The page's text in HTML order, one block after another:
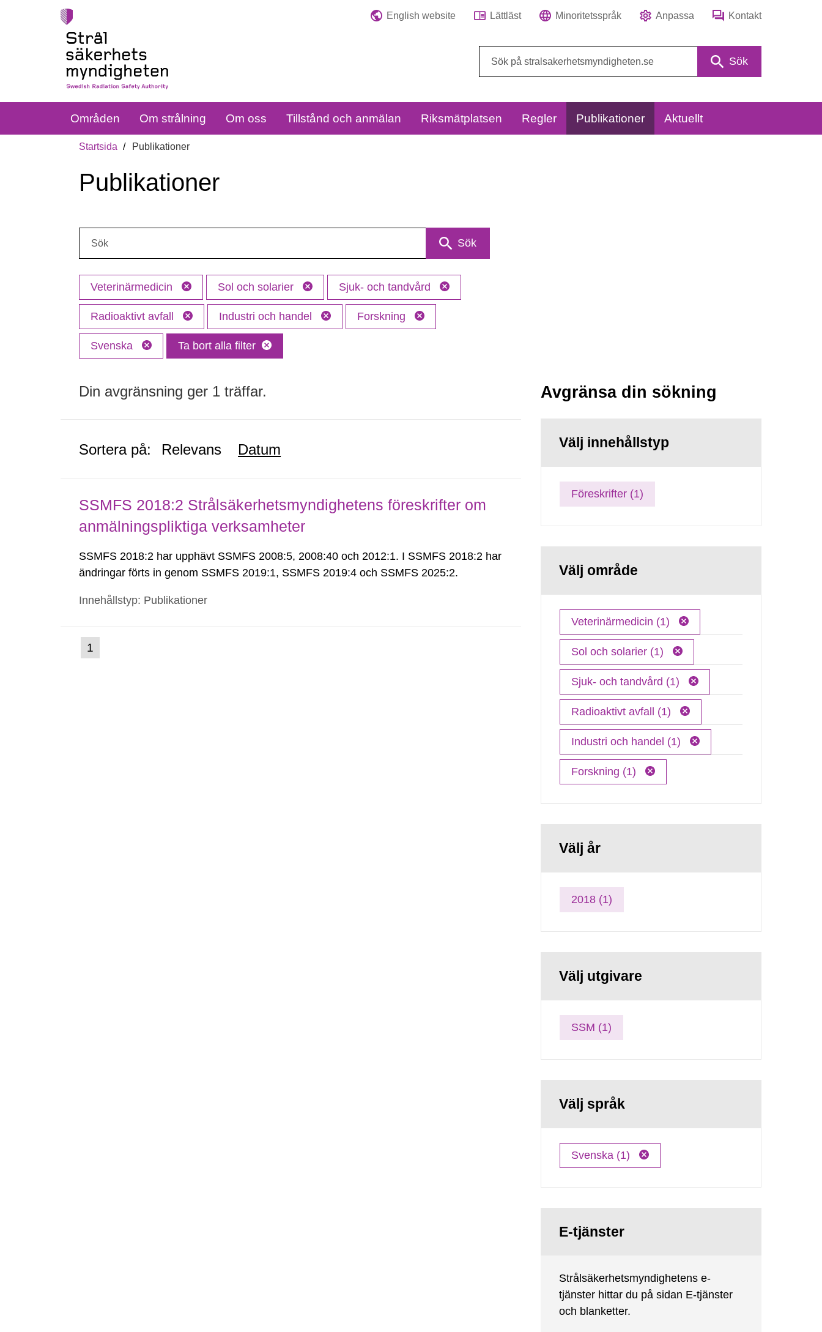
English website Lättläst Minoritetsspråk Anpassa Kontakt
Sök
Områden Om strålning Om oss Tillstånd och anmälan Riksmätplatsen Regler Publikationer Aktuellt
Startsida Publikationer
Publikationer
Sök
Veterinärmedicin Sol och solarier Sjuk- och tandvård
Radioaktivt avfall Industri och handel Forskning
Svenska Ta bort alla filter
Din avgränsning ger 1 träffar.
Sortera på: Relevans Datum
SSMFS 2018:2 Strålsäkerhetsmyndighetens föreskrifter om
anmälningspliktiga verksamheter
SSMFS 2018:2 har upphävt SSMFS 2008:5, 2008:40 och 2012:1. I SSMFS 2018:2 har
ändringar förts in genom SSMFS 2019:1, SSMFS 2019:4 och SSMFS 2025:2.
Innehållstyp: Publikationer
Gå
till
1
Avgränsa din sökning
Välj innehållstyp
Föreskrifter (1)
Välj område
Veterinärmedicin (1)
Sol och solarier (1)
Sjuk- och tandvård (1)
Radioaktivt avfall (1)
Industri och handel (1)
Forskning (1)
Välj år
2018 (1)
Välj utgivare
SSM (1)
Välj språk
Svenska (1)
E-tjänster
Strålsäkerhetsmyndighetens e-
tjänster hittar du på sidan E-tjänster
och blanketter.